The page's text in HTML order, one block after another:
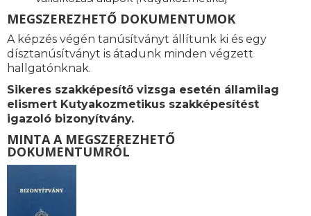
MEGSZEREZHETŐ DOKUMENTUMOK
A képzés végén tanúsítványt állítunk ki és egy
dísztanúsítványt is átadunk minden végzett
hallgatónknak.
Sikeres szakképesítő vizsga esetén államilag
elismert Kutyakozmetikus szakképesítést
igazoló bizonyítvány.
MINTA A MEGSZEREZHETŐ
DOKUMENTUMRÓL